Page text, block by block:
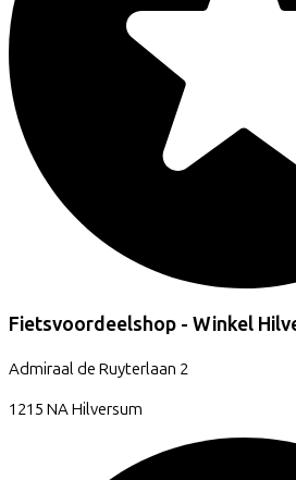
Fietsvoordeelshop - Winkel
Admiraal de Ruyterlaan 2
1215 NAHilversum